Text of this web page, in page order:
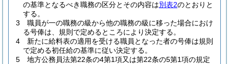
の基準となるべき職務の区分とその内容は別表2のとおりと
する。
3
職員が一の職務の級から他の職務の級に移った場合におけ
る号俸は、規則で定めるところにより決定する。
4
新たに給料表の適用を受ける職員となった者の号俸は規則
で定める初任給の基準に従い決定する。
5
地方公務員法第22条の4第1項又は第22条の5第1項の規定